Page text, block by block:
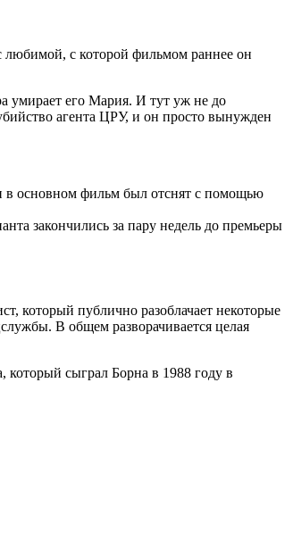
любимой, с которой фильмом раннее он
умирает его Мария. И тут уж не до
агента ЦРУ, и он просто вынужден
в основном фильм был отснят с помощью
закончились за пару недель до премьеры
который публично разоблачает некоторые
В общем разворачивается целая
сыграл Борна в 1988 году в